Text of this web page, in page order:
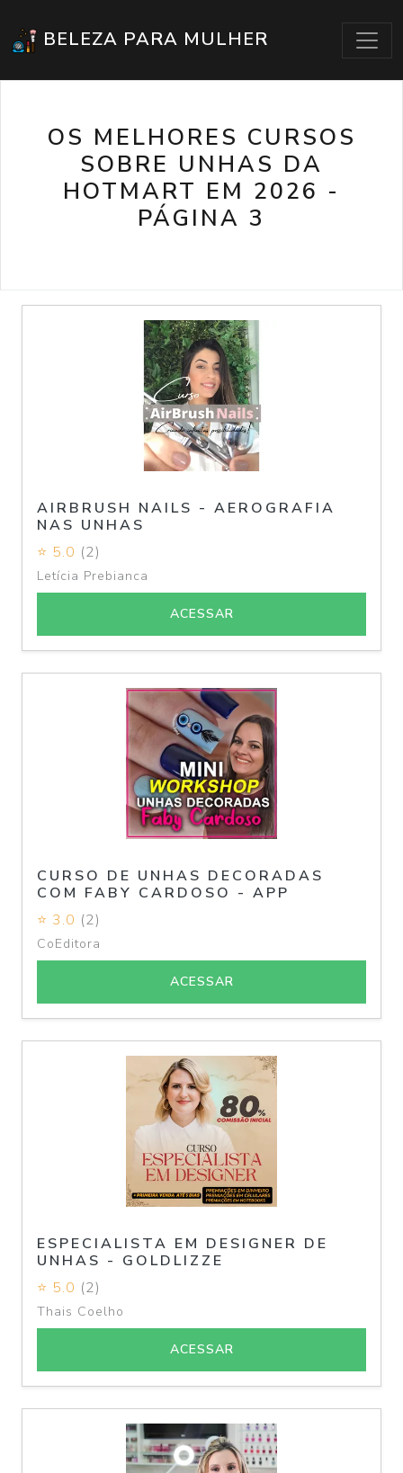
BELEZA PARA MULHER
OS MELHORES CURSOS
SOBRE UNHAS DA
HOTMART EM 2026 -
PÁGINA 3
AIRBRUSH NAILS - AEROGRAFIA
NAS UNHAS
⭐ 5.0 (2)
Letícia Prebianca
ACESSAR
CURSO DE UNHAS DECORADAS
COM FABY CARDOSO - APP
⭐ 3.0 (2)
CoEditora
ACESSAR
ESPECIALISTA EM DESIGNER DE
UNHAS - GOLDLIZZE
⭐ 5.0 (2)
Thais Coelho
ACESSAR